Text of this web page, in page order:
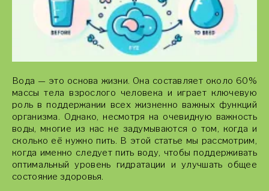
Вода — это основа жизни. Она составляет около 60%
массы тела взрослого человека и играет ключевую
роль в поддержании всех жизненно важных функций
организма. Однако, несмотря на очевидную важность
воды, многие из нас не задумываются о том, когда и
сколько её нужно пить. В этой статье мы рассмотрим,
когда именно следует пить воду, чтобы поддерживать
оптимальный уровень гидратации и улучшать общее
состояние здоровья.